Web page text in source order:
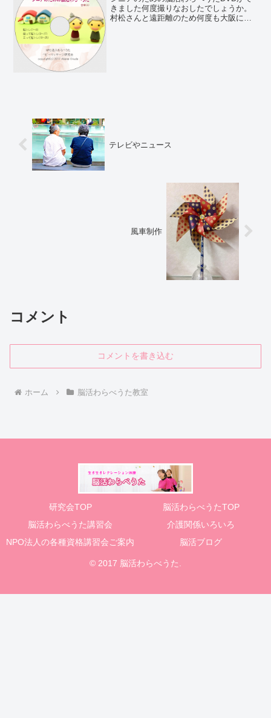
きました何度撮りなおしたでしょうか。
村松さんと遠距離のため何度も大阪にき
テレビやニュース
風車制作
コメント
コメントを書き込む
ホーム 脳活わらべうた教室
研究会TOP
脳活わらべうたTOP
脳活わらべうた講習会
介護関係いろいろ
NPO法人の各種資格講習会ご案内
脳活ブログ
© 2017 脳活わらべうた.